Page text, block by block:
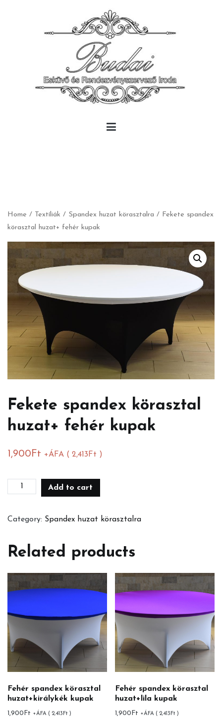
Home / Textíliák / Spandex huzat körasztalra / Fekete spandex
körasztal huzat+ fehér kupak
Fekete spandex körasztal
huzat+ fehér kupak
1,900 Ft +ÁFA ( 2,413 Ft )
Fekete
kupak
Add to cart
Category: Spandex huzat körasztalra
Related products
Fehér spandex körasztal
huzat+királykék kupak
1,900 Ft +ÁFA ( 2,413Ft )
Fehér spandex körasztal
huzat+lila kupak
1,900 Ft +ÁFA ( 2,413Ft )